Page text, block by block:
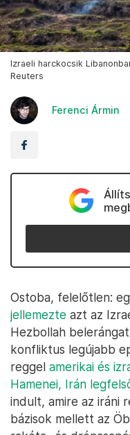
Izraeli harckocsik
Reuters
Ferenci Ármin
Ostoba, felelőtlen:
jellemezte azt az
Hezbollah
konfliktus legújabb
reggel amerikai és
Hamenei, Irán
indult, amire az iráni
bázisok mellett az